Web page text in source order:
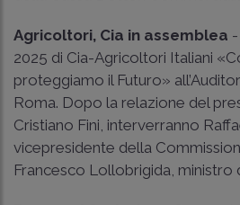
Agricoltori, Cia in assemblea
2025 di Cia-Agricoltori Italiani
proteggiamo il Futuro»
Roma. Dopo la relazione del
Cristiano Fini, interverranno
vicepresidente della
Francesco Lollobrigida, ministro